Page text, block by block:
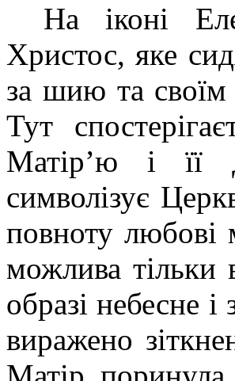
На іконі
Христос, яке
за шию та
Тут
Матір’ю і її
символізує
повноту
можлива тільки
образі небесне
виражено